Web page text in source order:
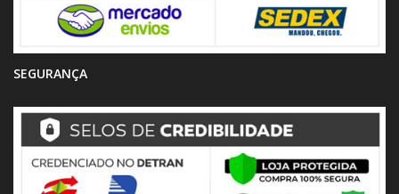
SEGURANÇA